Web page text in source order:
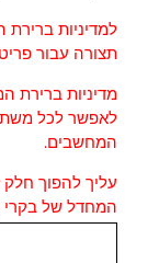
ברירת המחדל
עבור פריט זה.
ברירת המחדל
לכל משתמש
להפוך חלק זה של
של בקרי קבוצות